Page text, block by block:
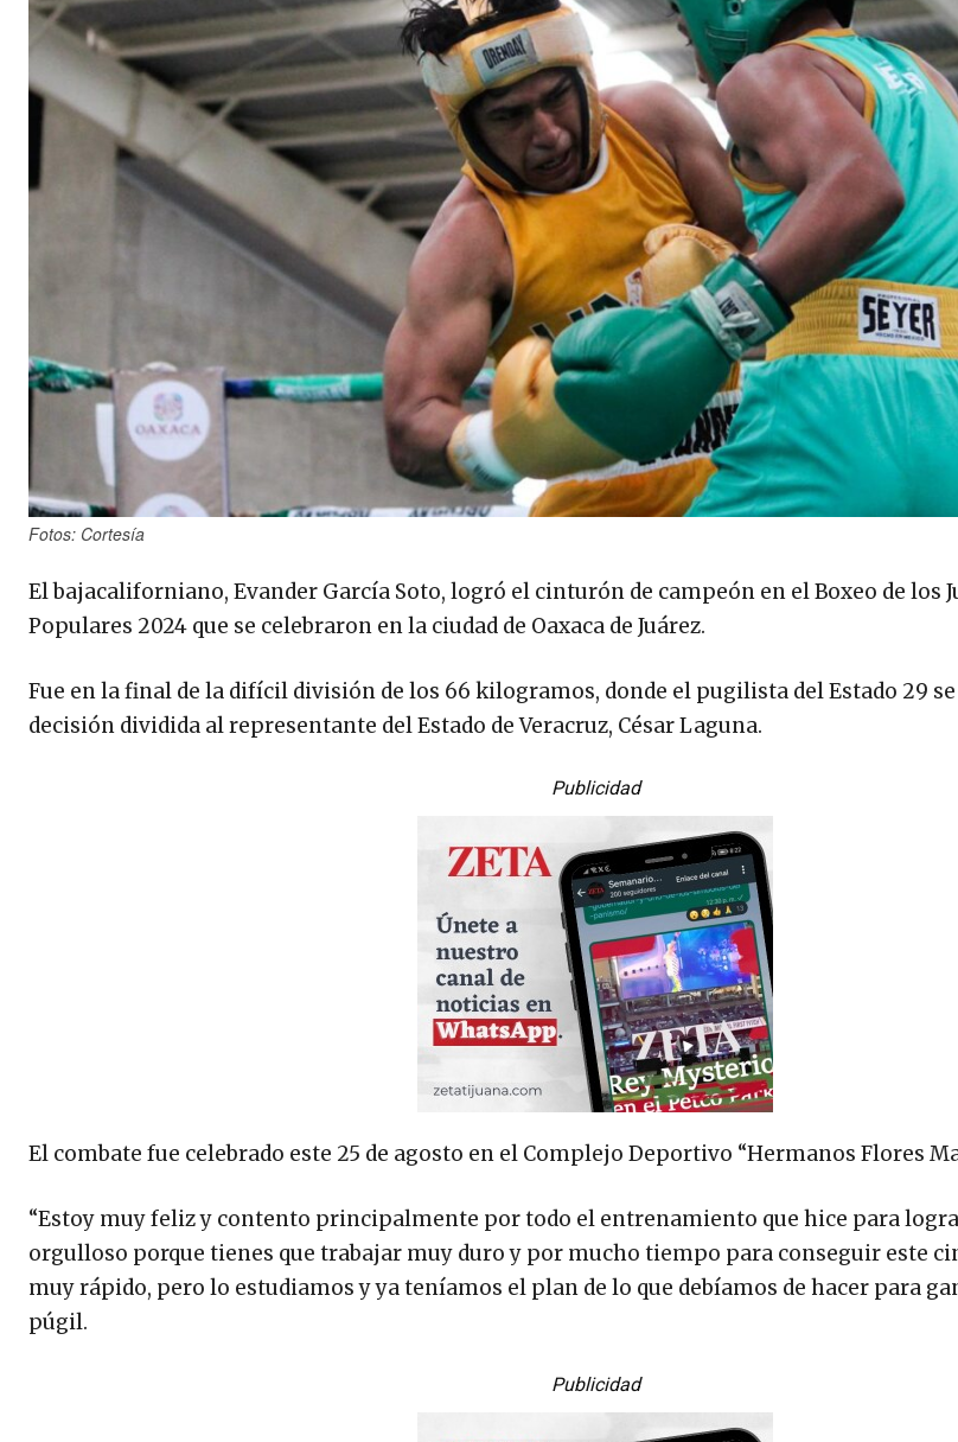
Fotos: Cortesía
El bajacaliforniano, Evander García Soto, logró el cinturón de campeón en el Boxeo de los
Populares 2024 que se celebraron en la ciudad de Oaxaca de Juárez.
Fue en la final de la difícil división de los 66 kilogramos, donde el pugilista del Estado 29
decisión dividida al representante del Estado de Veracruz, César Laguna.
Publicidad
El combate fue celebrado este 25 de agosto en el Complejo Deportivo “Hermanos Flores
“Estoy muy feliz y contento principalmente por todo el entrenamiento que hice para
orgulloso porque tienes que trabajar muy duro y por mucho tiempo para conseguir este
muy rápido, pero lo estudiamos y ya teníamos el plan de lo que debíamos de hacer para
púgil.
Publicidad